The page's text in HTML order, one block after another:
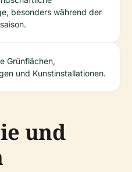
besonders während der
Grünflächen,
und Kunstinstallationen.
und